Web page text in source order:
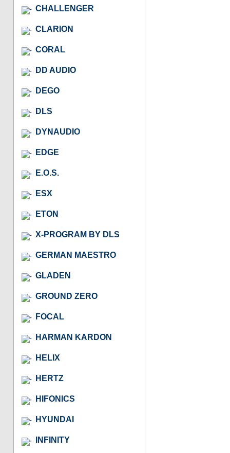
CHALLENGER
CLARION
CORAL
DD AUDIO
DEGO
DLS
DYNAUDIO
EDGE
E.O.S.
ESX
ETON
X-PROGRAM BY DLS
GERMAN MAESTRO
GLADEN
GROUND ZERO
FOCAL
HARMAN KARDON
HELIX
HERTZ
HIFONICS
HYUNDAI
INFINITY